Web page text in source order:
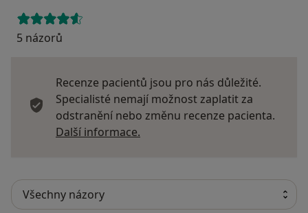
5 názorů
Recenze pacientů jsou pro nás důležité.
Specialisté nemají možnost zaplatit za
odstranění nebo změnu recenze pacienta.
Další informace.